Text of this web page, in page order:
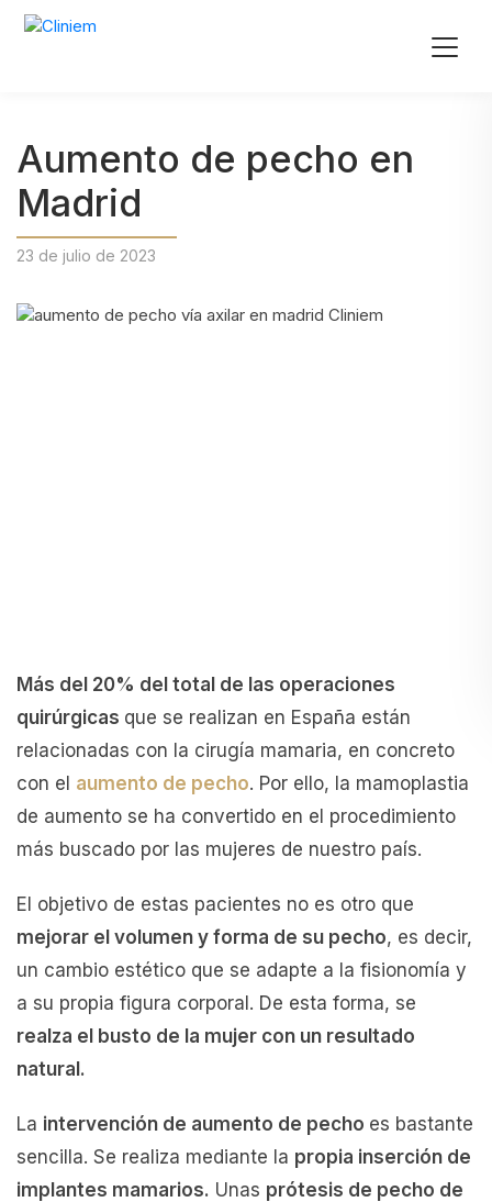
Aumento de pecho en
Madrid
23 de julio de 2023
Más del 20% del total de las operaciones
quirúrgicas que se realizan en España están
relacionadas con la cirugía mamaria, en concreto
con el aumento de pecho. Por ello, la mamoplastia
de aumento se ha convertido en el procedimiento
más buscado por las mujeres de nuestro país.
El objetivo de estas pacientes no es otro que
mejorar el volumen y forma de su pecho, es decir,
un cambio estético que se adapte a la fisionomía y
a su propia figura corporal. De esta forma, se
realza el busto de la mujer con un resultado
natural.
La intervención de aumento de pecho es bastante
sencilla. Se realiza mediante la propia inserción de
implantes mamarios. Unas prótesis de pecho de